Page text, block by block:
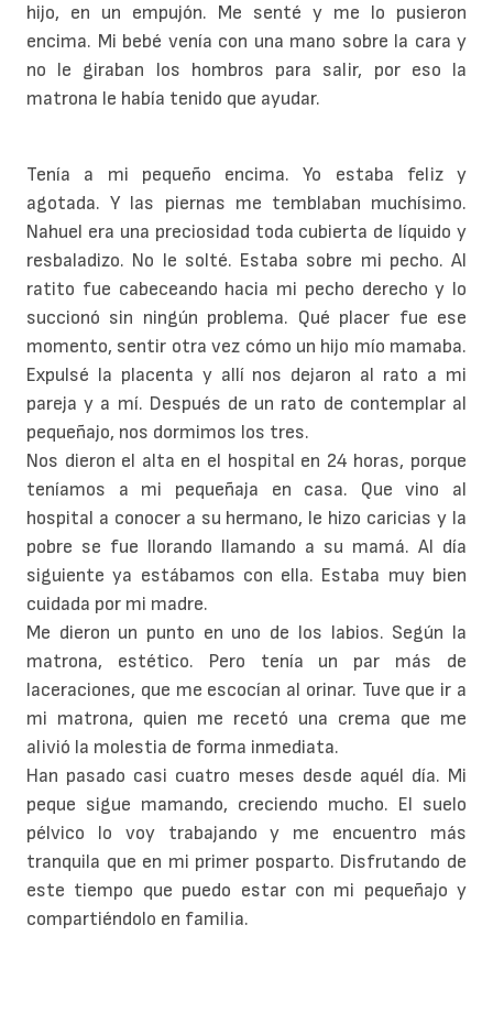
hijo, en un empujón. Me senté y me lo pusieron
encima. Mi bebé venía con una mano sobre la cara y
no le giraban los hombros para salir, por eso la
matrona le había tenido que ayudar.
Tenía a mi pequeño encima. Yo estaba feliz y
agotada. Y las piernas me temblaban muchísimo.
Nahuel era una preciosidad toda cubierta de líquido y
resbaladizo. No le solté. Estaba sobre mi pecho. Al
ratito fue cabeceando hacia mi pecho derecho y lo
succionó sin ningún problema. Qué placer fue ese
momento, sentir otra vez cómo un hijo mío mamaba.
Expulsé la placenta y allí nos dejaron al rato a mi
pareja y a mí. Después de un rato de contemplar al
pequeñajo, nos dormimos los tres.
Nos dieron el alta en el hospital en 24 horas, porque
teníamos a mi pequeñaja en casa. Que vino al
hospital a conocer a su hermano, le hizo caricias y la
pobre se fue llorando llamando a su mamá. Al día
siguiente ya estábamos con ella. Estaba muy bien
cuidada por mi madre.
Me dieron un punto en uno de los labios. Según la
matrona, estético. Pero tenía un par más de
laceraciones, que me escocían al orinar. Tuve que ir a
mi matrona, quien me recetó una crema que me
alivió la molestia de forma inmediata.
Han pasado casi cuatro meses desde aquél día. Mi
peque sigue mamando, creciendo mucho. El suelo
pélvico lo voy trabajando y me encuentro más
tranquila que en mi primer posparto. Disfrutando de
este tiempo que puedo estar con mi pequeñajo y
compartiéndolo en familia.